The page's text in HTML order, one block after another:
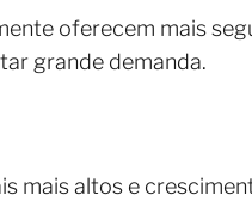
oferecem mais
grande demanda.
mais altos e